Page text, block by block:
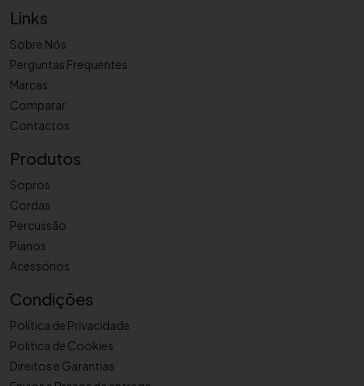
S
S
-
7
4
7
G
Links
Sobre Nós
Perguntas Frequentes
Marcas
Comparar
Contactos
Produtos
Sopros
Cordas
Percussão
Pianos
Acessórios
Condições
Política de Privacidade
Política de Cookies
Direitos e Garantias